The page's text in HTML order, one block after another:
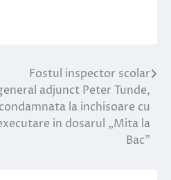
Fostul inspector scolar
adjunct Peter Tunde,
condamnata la inchisoare cu
in dosarul „Mita la
Bac”